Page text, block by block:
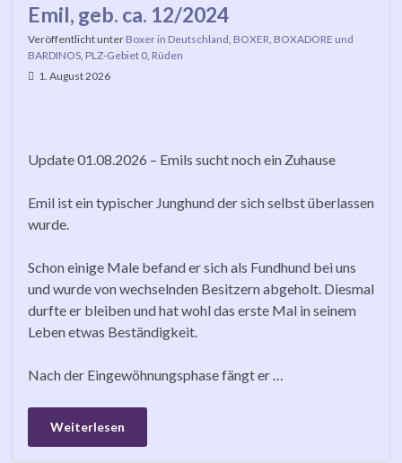
Emil, geb. ca. 12/2024
Veröffentlicht unter Boxer in Deutschland BOXER, BOXADORE und
BARDINOS PLZ-Gebiet 0 Rüden
1. August 2026
Update 01.08.2026 – Emils sucht noch ein Zuhause
Emil ist ein typischer Junghund der sich selbst überlassen
wurde.
Schon einige Male befand er sich als Fundhund bei uns
und wurde von wechselnden Besitzern abgeholt. Diesmal
durfte er bleiben und hat wohl das erste Mal in seinem
Leben etwas Beständigkeit.
Nach der Eingewöhnungsphase fängt er …
Weiterlesen